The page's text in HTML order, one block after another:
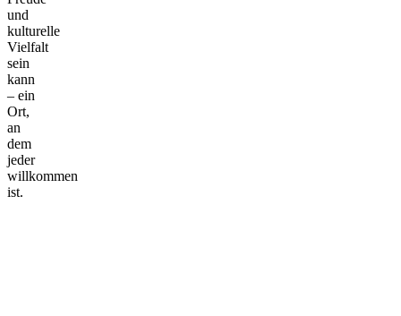
und
kulturelle
Vielfalt
sein
kann
– ein
Ort,
an
dem
jeder
willkommen
ist.